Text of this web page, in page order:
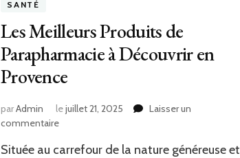
SANTÉ
Les Meilleurs Produits de
Parapharmacie à Découvrir en
Provence
parAdmin lejuillet 21, 2025
Laisser un
commentairesur
Meilleurs
Située au carrefour de la nature généreuse et